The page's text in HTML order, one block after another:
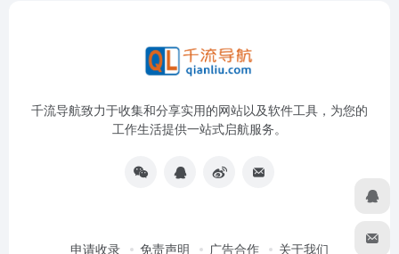
千流导航致力于收集和分享实用的网站以及软件工具，为您的
工作生活提供一站式启航服务。
申请收录 免责声明 广告合作 关于我们